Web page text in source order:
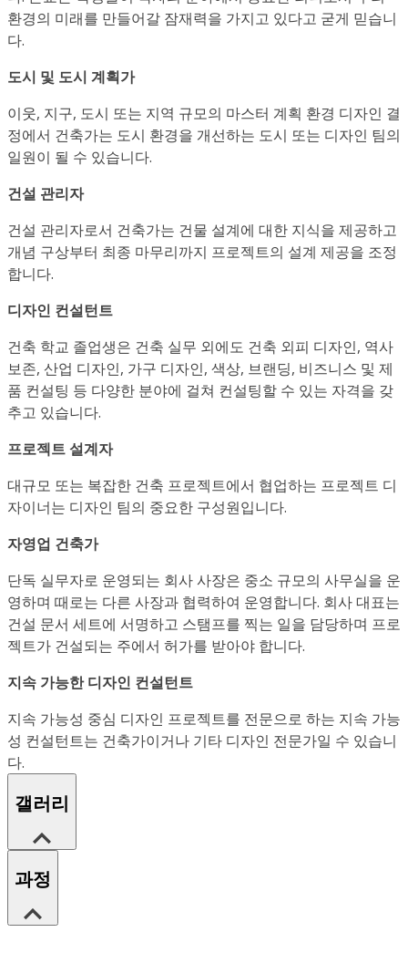
환경의 미래를 만들어갈 잠재력을 가지고 있다고 굳게 믿습니
다.
도시 및 도시 계획가
이웃, 지구, 도시 또는 지역 규모의 마스터 계획 환경 디자인 결
정에서 건축가는 도시 환경을 개선하는 도시 또는 디자인 팀의
일원이 될 수 있습니다.
건설 관리자
건설 관리자로서 건축가는 건물 설계에 대한 지식을 제공하고
개념 구상부터 최종 마무리까지 프로젝트의 설계 제공을 조정
합니다.
디자인 컨설턴트
건축 학교 졸업생은 건축 실무 외에도 건축 외피 디자인, 역사
보존, 산업 디자인, 가구 디자인, 색상, 브랜딩, 비즈니스 및 제
품 컨설팅 등 다양한 분야에 걸쳐 컨설팅할 수 있는 자격을 갖
추고 있습니다.
프로젝트 설계자
대규모 또는 복잡한 건축 프로젝트에서 협업하는 프로젝트 디
자이너는 디자인 팀의 중요한 구성원입니다.
자영업 건축가
단독 실무자로 운영되는 회사 사장은 중소 규모의 사무실을 운
영하며 때로는 다른 사장과 협력하여 운영합니다. 회사 대표는
건설 문서 세트에 서명하고 스탬프를 찍는 일을 담당하며 프로
젝트가 건설되는 주에서 허가를 받아야 합니다.
지속 가능한 디자인 컨설턴트
지속 가능성 중심 디자인 프로젝트를 전문으로 하는 지속 가능
성 컨설턴트는 건축가이거나 기타 디자인 전문가일 수 있습니
다.
갤러리
과정